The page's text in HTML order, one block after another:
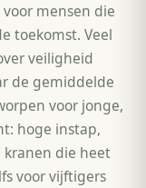
mensen die
toekomst. Veel
veiligheid
de gemiddelde
voor jonge,
hoge instap,
kranen die heet
voor vijftigers